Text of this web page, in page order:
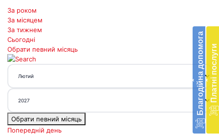
‹ Благодійна допомогав
‹ Платні послуги
За роком
За місяцем
За тижнем
Сьогодні
Обрати певний місяць
Обрати певний місяць
Попередній день